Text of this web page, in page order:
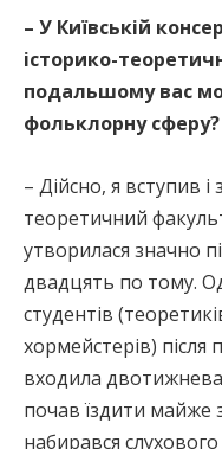
– У Київській
історико-
подальшому вас
фольклорну сферу?
– Дійсно, я вступив і
теоретичний
утворилася значно
двадцять по тому.
студентів
хормейстерів) після
входила
почав їздити
набирався